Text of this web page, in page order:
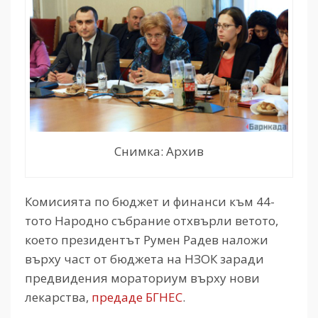
Снимка: Архив
Комисията по бюджет и финанси към 44-
тото Народно събрание отхвърли ветото,
което президентът Румен Радев наложи
върху част от бюджета на НЗОК заради
предвидения мораториум върху нови
лекарства, предаде БГНЕС.